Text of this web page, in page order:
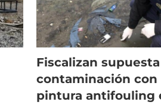
Fiscalizan supuesta
contaminación con
pintura antifouling